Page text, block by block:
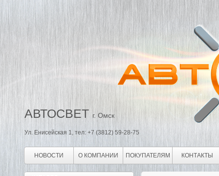
АВТОСВЕТ г. Омск
Ул. Енисейская 1, тел: +7 (3812) 59-28-75
НОВОСТИ О КОМПАНИИ ПОКУПАТЕЛЯМ КОНТАКТЫ